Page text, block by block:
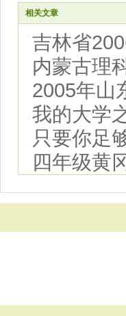
相关文章
吉林省
内蒙古理
2005年山
我的大学
只要你足
四年级黄